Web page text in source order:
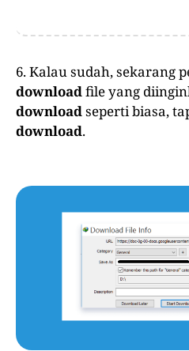
6. Kalau sudah, sekarang
downloadfile yang
downloadseperti biasa,
download.